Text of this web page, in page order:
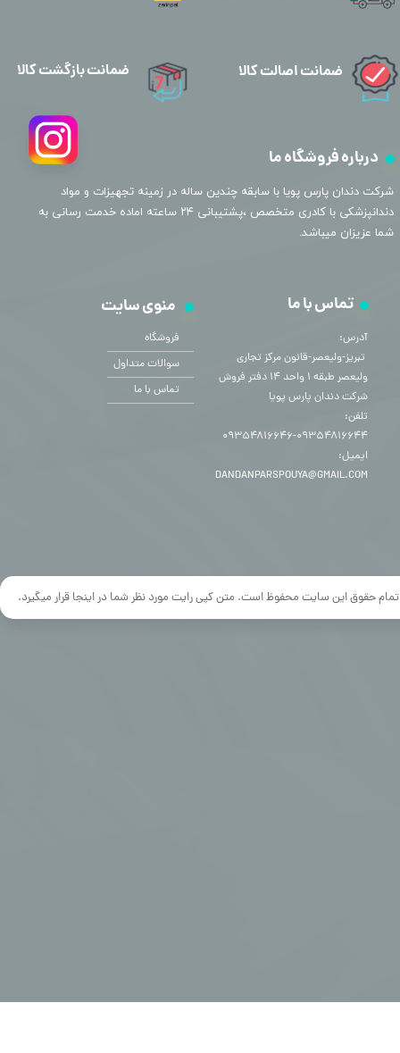
تمام حقوق این سایت محفوظ است. متن کپی رایت مورد نظر شما در اینجا قرار میگیرد.
درباره فروشگاه ما
​شرکت دندان پارس پویا با سابقه چندین ساله در زمینه تجهیزات و مواد
دندانپزشکی با کادری متخصص ،پشتیبانی ۲۴ ساعته اماده خدمت رسانی به
شما عزیزان میباشد.
منوی سایت
فروشگاه
سوالات متداول
تماس با ما
تماس با ما
آدرس:
​​​​​​​ تبریز-ولیعصر-قانون مرکز تجاری
ولیعصر طبقه ۱ واحد ۱۴ دفتر فروش
شرکت دندان پارس پویا
تلفن:
۰۹۳۵۴۸۱۶۶۴۴-۰۹۳۵۴۸۱۶۶۴۶
ایمیل:
DANDANPARSPOUYA@GMAIL.COM
ضمانت اصالت کالا ضمانت بازگشت کالا